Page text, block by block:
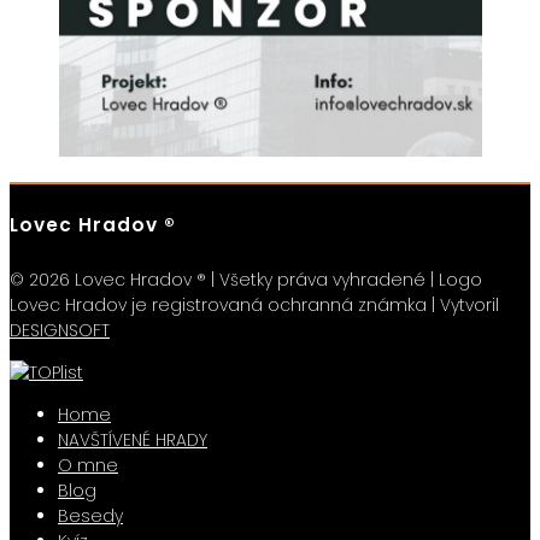
Lovec Hradov ®
© 2026 Lovec Hradov ® | Všetky práva vyhradené | Logo
Lovec Hradov je registrovaná ochranná známka | Vytvoril
DESIGNSOFT
Home
NAVŠTÍVENÉ HRADY
O mne
Blog
Besedy